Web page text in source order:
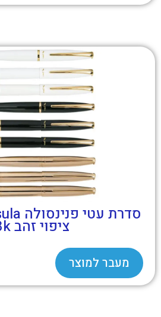
ציפוי זהב 18k
מעבר למוצר